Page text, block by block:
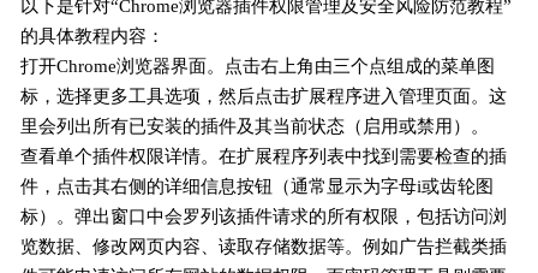
以下是针对“Chrome浏览器插件权限管理及安全风险防范教程”
的具体教程内容：
打开Chrome浏览器界面。点击右上角由三个点组成的菜单图
标，选择更多工具选项，然后点击扩展程序进入管理页面。这
里会列出所有已安装的插件及其当前状态（启用或禁用）。
查看单个插件权限详情。在扩展程序列表中找到需要检查的插
件，点击其右侧的详细信息按钮（通常显示为字母i或齿轮图
标）。弹出窗口中会罗列该插件请求的所有权限，包括访问浏
览数据、修改网页内容、读取存储数据等。例如广告拦截类插